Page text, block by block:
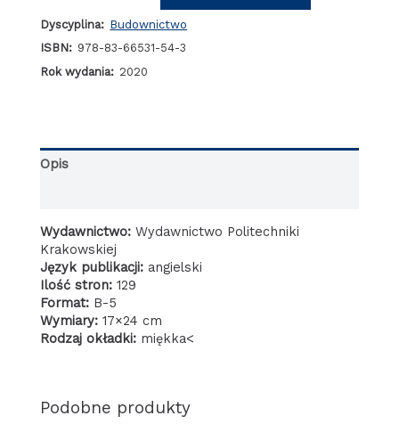
engineering
New
materials
and
Dyscyplina: Budownictwo
ISBN: 978-83-66531-54-3
Rok wydania: 2020
Opis
Wydawnictwo: Wydawnictwo Politechniki
Krakowskiej
Język publikacji: angielski
Ilość stron: 129
Format: B-5
Wymiary: 17×24 cm
Rodzaj okładki: miękka<
Podobne produkty